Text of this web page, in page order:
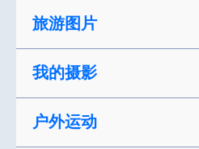
旅游图片
我的摄影
户外运动